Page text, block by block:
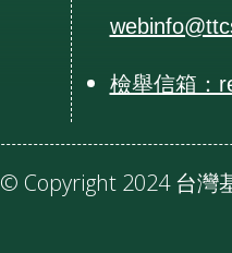
檢舉信箱：
© Copyright 2024 台灣